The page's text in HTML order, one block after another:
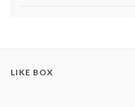
LIKE BOX